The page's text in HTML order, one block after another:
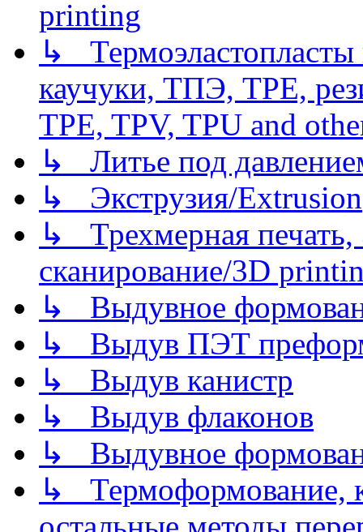
printing
↳
каучуки, ТПЭ, TPE,
TPE, TPV, TPU and
↳ Литье под
↳ Экструзия/Extrusion
↳ Трехмерная
сканирование/3D
↳ Выдувное
↳ Выдув ПЭТ
↳ Выдув канистр
↳ Выдув флаконов
↳ Выдувное
↳ Термоформование,